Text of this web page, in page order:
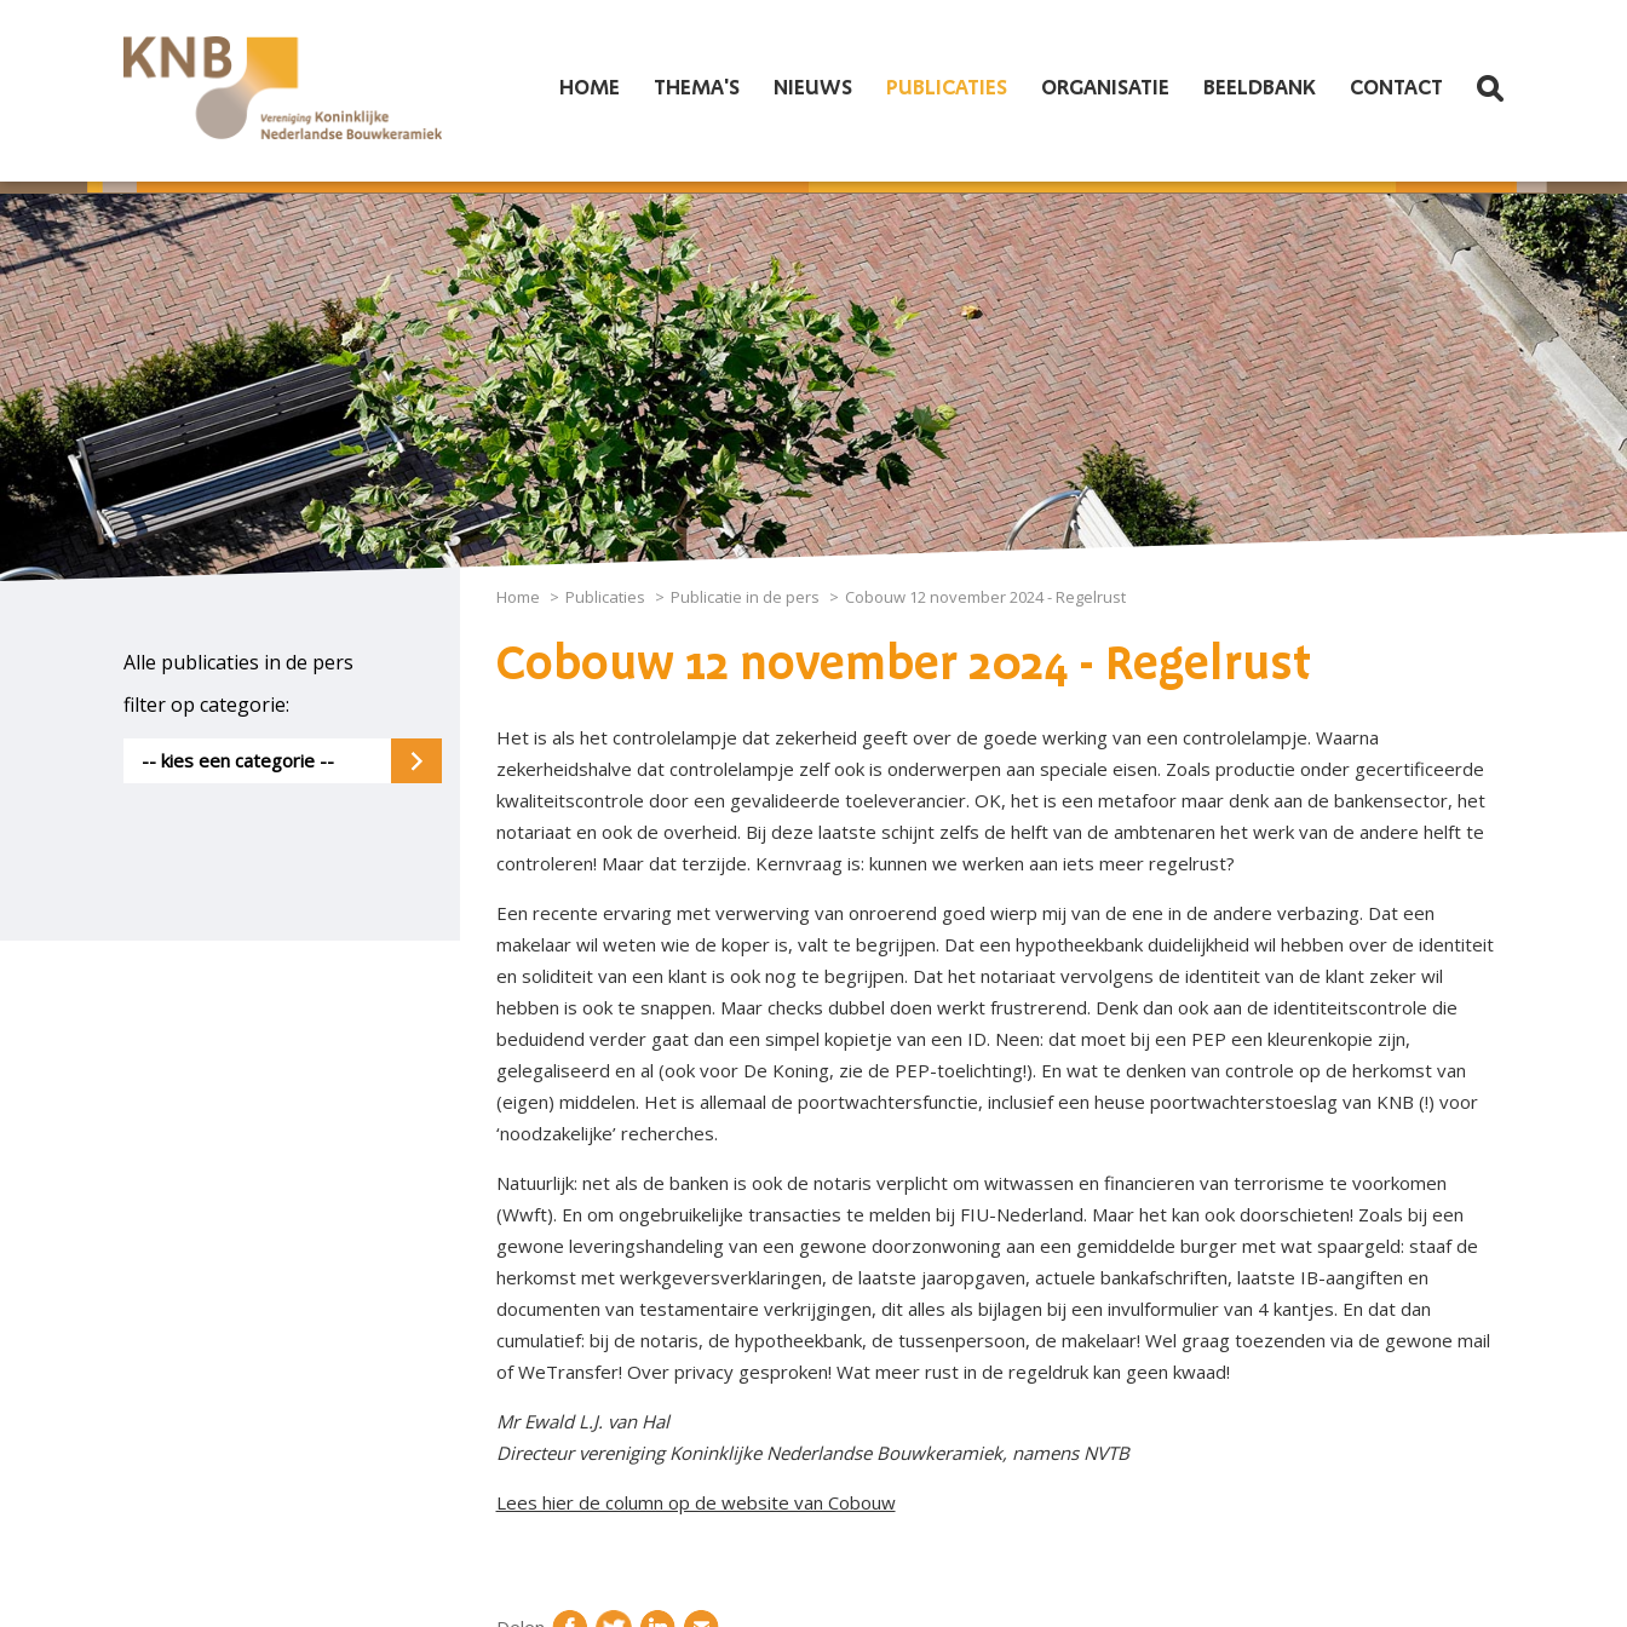
HOME THEMA'S NIEUWS PUBLICATIES ORGANISATIE BEELDBANK CONTACT
Alle publicaties in de pers
filter op categorie:
-- kies een categorie --
Home Publicaties Publicatie in de pers Cobouw 12 november 2024 - Regelrust
Cobouw 12 november 2024 - Regelrust
Het is als het controlelampje dat zekerheid geeft over de goede werking van een controlelampje. Waarna
zekerheidshalve dat controlelampje zelf ook is onderwerpen aan speciale eisen. Zoals productie onder gecertificeerde
kwaliteitscontrole door een gevalideerde toeleverancier. OK, het is een metafoor maar denk aan de bankensector, het
notariaat en ook de overheid. Bij deze laatste schijnt zelfs de helft van de ambtenaren het werk van de andere helft te
controleren! Maar dat terzijde. Kernvraag is: kunnen we werken aan iets meer regelrust?
Een recente ervaring met verwerving van onroerend goed wierp mij van de ene in de andere verbazing. Dat een
makelaar wil weten wie de koper is, valt te begrijpen. Dat een hypotheekbank duidelijkheid wil hebben over de identiteit
en soliditeit van een klant is ook nog te begrijpen. Dat het notariaat vervolgens de identiteit van de klant zeker wil
hebben is ook te snappen. Maar checks dubbel doen werkt frustrerend. Denk dan ook aan de identiteitscontrole die
beduidend verder gaat dan een simpel kopietje van een ID. Neen: dat moet bij een PEP een kleurenkopie zijn,
gelegaliseerd en al (ook voor De Koning, zie de PEP-toelichting!). En wat te denken van controle op de herkomst van
(eigen) middelen. Het is allemaal de poortwachtersfunctie, inclusief een heuse poortwachterstoeslag van KNB (!) voor
‘noodzakelijke’ recherches.
Natuurlijk: net als de banken is ook de notaris verplicht om witwassen en financieren van terrorisme te voorkomen
(Wwft). En om ongebruikelijke transacties te melden bij FIU-Nederland. Maar het kan ook doorschieten! Zoals bij een
gewone leveringshandeling van een gewone doorzonwoning aan een gemiddelde burger met wat spaargeld: staaf de
herkomst met werkgeversverklaringen, de laatste jaaropgaven, actuele bankafschriften, laatste IB-aangiften en
documenten van testamentaire verkrijgingen, dit alles als bijlagen bij een invulformulier van 4 kantjes. En dat dan
cumulatief: bij de notaris, de hypotheekbank, de tussenpersoon, de makelaar! Wel graag toezenden via de gewone mail
of WeTransfer! Over privacy gesproken! Wat meer rust in de regeldruk kan geen kwaad!
Mr Ewald L.J. van Hal
Directeur vereniging Koninklijke Nederlandse Bouwkeramiek, namens NVTB
Lees hier de column op de website van Cobouw